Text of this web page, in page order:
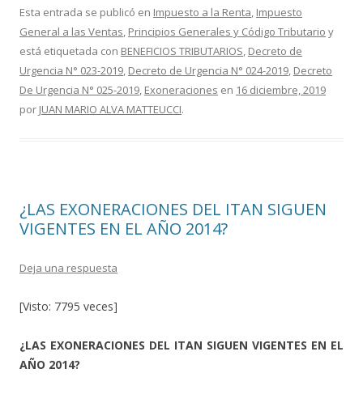
e
b
o
o
k
itt
er
m
p
ar
ti
r
Esta entrada se publicó en Impuesto a la Renta, Impuesto
General a las Ventas, Principios Generales y Código Tributario y
está etiquetada con BENEFICIOS TRIBUTARIOS, Decreto de
Urgencia N° 023-2019, Decreto de Urgencia N° 024-2019, Decreto
De Urgencia N° 025-2019, Exoneraciones en 16 diciembre, 2019
por JUAN MARIO ALVA MATTEUCCI.
¿LAS EXONERACIONES DEL ITAN SIGUEN
VIGENTES EN EL AÑO 2014?
Deja una respuesta
[Visto: 7795 veces]
¿LAS EXONERACIONES DEL ITAN SIGUEN VIGENTES EN EL
AÑO 2014?